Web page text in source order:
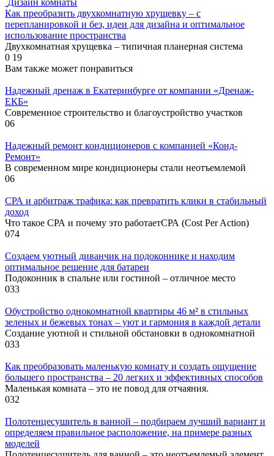
Дизайн комнаты
Как преобразить двухкомнатную хрущевку – с
перепланировкой и без, идеи для дизайна и оптимальное
использование пространства
Двухкомнатная хрущевка – типичная планерная система
0 19
Вам также может понравиться
Надежный дренаж в Екатеринбурге от компании «Дренаж-
ЕКБ»
Современное строительство и благоустройство участков
06
Надежный ремонт кондиционеров с компанией «Конд-
Ремонт»
В современном мире кондиционеры стали неотъемлемой
06
СРА и арбитраж трафика: как превратить клики в стабильный
доход
Что такое СРА и почему это работаетСРА (Cost Per Action)
074
Создаем уютный диванчик на подоконнике и находим
оптимальное решение для батареи
Подоконник в спальне или гостиной – отличное место
033
Обустройство однокомнатной квартиры 46 м² в стильных
зеленых и бежевых тонах – уют и гармония в каждой детали
Создание уютной и стильной обстановки в однокомнатной
033
Как преобразовать маленькую комнату и создать ощущение
большего пространства – 20 легких и эффективных способов
Маленькая комната – это не повод для отчаяния.
032
Полотенцесушитель в ванной – подбираем лучший вариант и
определяем правильное расположение, на примере разных
моделей